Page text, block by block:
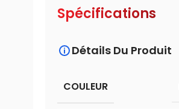
Spécifications
Détails Du Produit
COULEUR